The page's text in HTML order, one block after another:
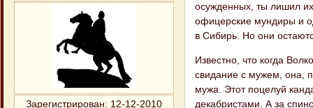
Зарегистрирован: 12-12-2010
осужденных, ты лишил
офицерские мундиры и
в Сибирь. Но они
Известно, что когда
свидание с мужем, она,
мужа. Этот поцелуй
декабристами. А за